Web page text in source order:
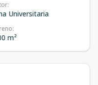
:
Universitaria
:
m²